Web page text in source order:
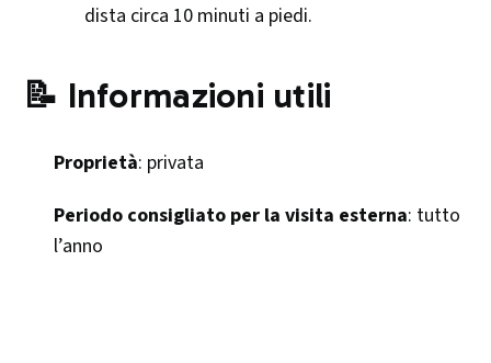
dista circa 10 minuti a piedi.
📝 Informazioni utili
Proprietà: privata​
Periodo consigliato per la visita esterna: tutto
l’anno​